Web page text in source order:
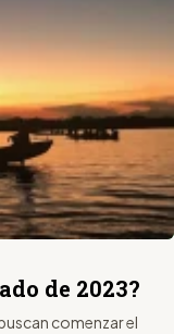
de 2023?
comenzar el